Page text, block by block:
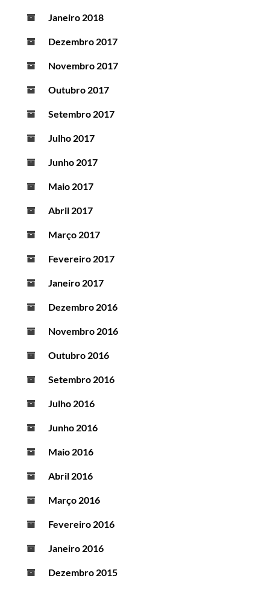
Janeiro 2018
Dezembro 2017
Novembro 2017
Outubro 2017
Setembro 2017
Julho 2017
Junho 2017
Maio 2017
Abril 2017
Março 2017
Fevereiro 2017
Janeiro 2017
Dezembro 2016
Novembro 2016
Outubro 2016
Setembro 2016
Julho 2016
Junho 2016
Maio 2016
Abril 2016
Março 2016
Fevereiro 2016
Janeiro 2016
Dezembro 2015